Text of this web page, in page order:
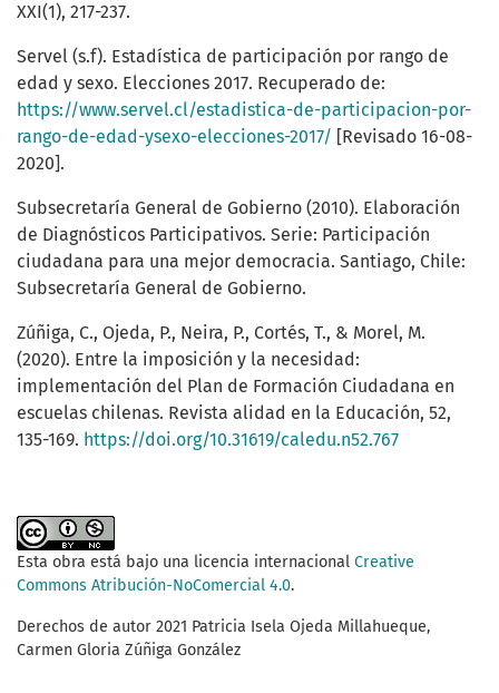
XXI(1), 217-237.
Servel (s.f). Estadística de participación por rango de
edad y sexo. Elecciones 2017. Recuperado de:
https://www.servel.cl/estadistica-de-participacion-por-
rango-de-edad-ysexo-elecciones-2017/ [Revisado 16-08-
2020].
Subsecretaría General de Gobierno (2010). Elaboración
de Diagnósticos Participativos. Serie: Participación
ciudadana para una mejor democracia. Santiago, Chile:
Subsecretaría General de Gobierno.
Zúñiga, C., Ojeda, P., Neira, P., Cortés, T., & Morel, M.
(2020). Entre la imposición y la necesidad:
implementación del Plan de Formación Ciudadana en
escuelas chilenas. Revista alidad en la Educación, 52,
135-169. https://doi.org/10.31619/caledu.n52.767
Esta obra está bajo una licencia internacional Creative
Commons Atribución-NoComercial 4.0.
Derechos de autor 2021 Patricia Isela Ojeda Millahueque,
Carmen Gloria Zúñiga González